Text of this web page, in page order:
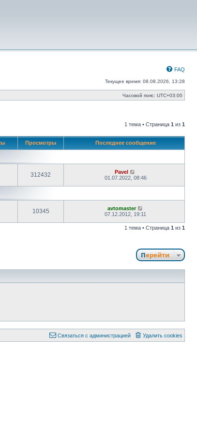
FAQ
Текущее время: 08.08.2026, 13:28
Часовой пояс: UTC+03:00
1 тема • Страница 1 из 1
Просмотры Последнее сообщение
312432
Pavel
01.07.2022, 08:46
10345
avtomaster
07.12.2012, 19:11
1 тема • Страница 1 из 1
Перейти
Удалить cookies
Связаться с администрацией